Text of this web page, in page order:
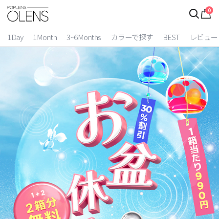
0
1Day 1Month 3~6Months カラーで探す BEST レビュー
2 Weeks
3~6 Months